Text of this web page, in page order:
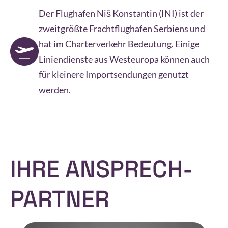
Der Flughafen Niš Konstantin (INI) ist der
zweitgrößte Fracht­flughafen Serbiens und
hat im Charter­verkehr Bedeutung. Einige
Liniendienste aus Westeuropa können auch
für kleinere Importsendungen genutzt
werden.
Häfen anzeigen
Unser Lager in Belgrad bietet sichere und
skalierbare Lagermöglichkeiten mit modernster
Warehouse-Management-System (WMS)-
IHRE ANSPRECH­
PARTNER